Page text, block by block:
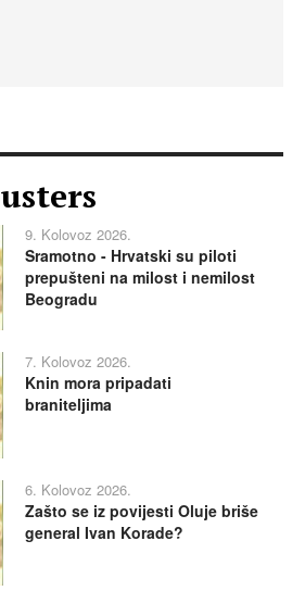
9. Kolovoz 2026.
Sramotno - Hrvatski su piloti
prepušteni na milost i nemilost
Beogradu
7. Kolovoz 2026.
Knin mora pripadati
braniteljima
6. Kolovoz 2026.
Zašto se iz povijesti Oluje briše
general Ivan Korade?